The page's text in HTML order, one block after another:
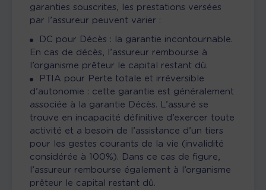
garanties souscrites, les prestations versées
par l’assureur peuvent varier :
DC pour Décès : la garantie incontournable.
En cas de décès, l’assureur rembourse à
l’organisme prêteur le capital restant dû.
PTIA pour Perte totale et irréversible
d’autonomie : cette garantie est généralement
associée à la garantie Décès. L’assuré se
trouve en incapacité définitive d’exercer toute
activité et a besoin de l’assistance d’un tiers
pour les gestes courants de la vie (invalidité
considérée à 100%). Dans ce cas de figure,
l’assureur rembourse également à l’organisme
prêteur le capital restant dû.